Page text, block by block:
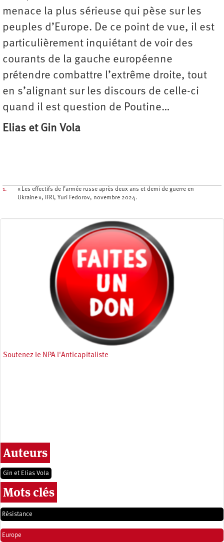
menace la plus sérieuse qui pèse sur les
peuples d’Europe. De ce point de vue, il est
particulièrement inquiétant de voir des
courants de la gauche européenne
prétendre combattre l’extrême droite, tout
en s’alignant sur les discours de celle-ci
quand il est question de Poutine…
Elias et Gin Vola
1.
« Les effectifs de l’armée russe après deux ans et demi de guerre en
Ukraine », IFRI, Yuri Fedorov, novembre 2024.
Soutenez le NPA l'Anticapitaliste
Auteurs
Gin et Elias Vola
Mots clés
Résistance
Europe